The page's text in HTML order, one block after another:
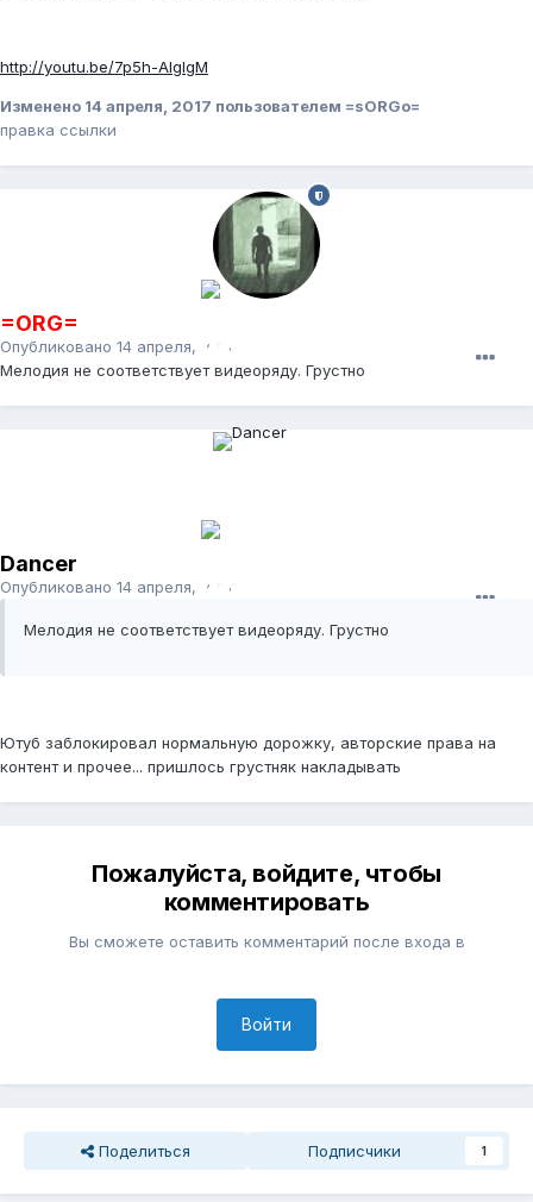
http://youtu.be/7p5h-AlgIgM
Изменено 14 апреля, 2017 пользователем =sORGo=
правка ссылки
=ORG=
Опубликовано 14 апреля, 2017
Мелодия не соответствует видеоряду. Грустно
Dancer
Опубликовано 14 апреля, 2017
Мелодия не соответствует видеоряду. Грустно
Ютуб заблокировал нормальную дорожку, авторские права на
контент и прочее... пришлось грустняк накладывать
Пожалуйста, войдите, чтобы
комментировать
Вы сможете оставить комментарий после входа в
Войти
Поделиться Подписчики 1